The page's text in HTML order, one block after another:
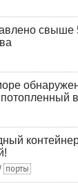
свыше
/ порты